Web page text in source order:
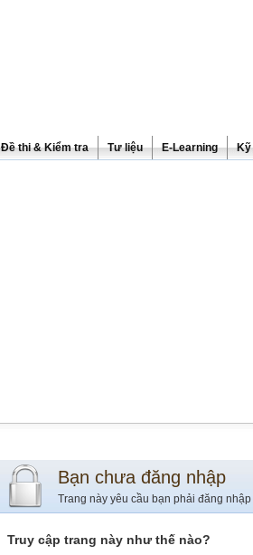
Đề thi & Kiểm tra Tư liệu E-Learning Kỹ
Bạn chưa đăng nhập
Trang này yêu cầu bạn phải đăng
Truy cập trang này như thế nào?